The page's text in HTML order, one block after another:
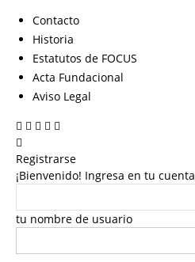
Contacto
Historia
Estatutos de FOCUS
Acta Fundacional
Aviso Legal
Registrarse
¡Bienvenido! Ingresa en tu cuenta
tu nombre de usuario